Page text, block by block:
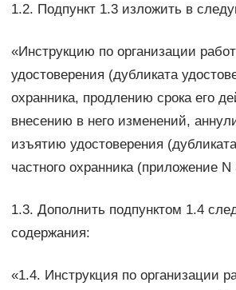
1.2. Подпункт 1.3 изложить в
«Инструкцию по организации
удостоверения (дубликата
охранника, продлению срока его
внесению в него изменений,
изъятию удостоверения
частного охранника (приложение N
1.3. Дополнить подпунктом 1.4
содержания:
«1.4. Инструкция по организации